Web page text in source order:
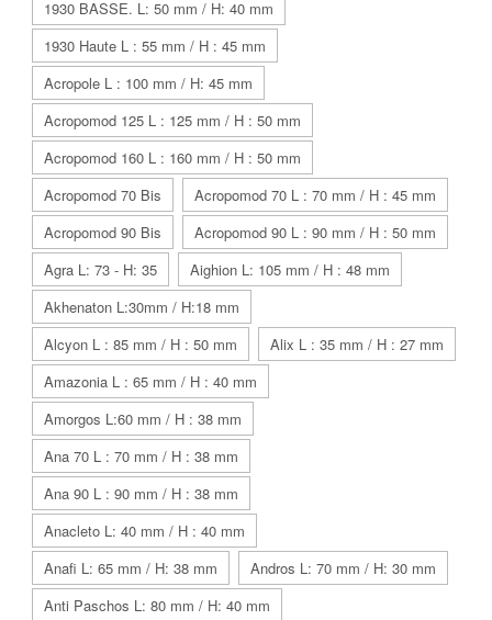
1930 BASSE. L: 50 mm / H: 40 mm
1930 Haute L : 55 mm / H : 45 mm
Acropole L : 100 mm / H: 45 mm
Acropomod 125 L : 125 mm / H : 50 mm
Acropomod 160 L : 160 mm / H : 50 mm
Acropomod 70 Bis
Acropomod 70 L : 70 mm / H : 45 mm
Acropomod 90 Bis
Acropomod 90 L : 90 mm / H : 50 mm
Agra L: 73 - H: 35
Aighion L: 105 mm / H : 48 mm
Akhenaton L:30mm / H:18 mm
Alcyon L : 85 mm / H : 50 mm
Alix L : 35 mm / H : 27 mm
Amazonia L : 65 mm / H : 40 mm
Amorgos L:60 mm / H : 38 mm
Ana 70 L : 70 mm / H : 38 mm
Ana 90 L : 90 mm / H : 38 mm
Anacleto L: 40 mm / H : 40 mm
Anafi L: 65 mm / H: 38 mm
Andros L: 70 mm / H: 30 mm
Anti Paschos L: 80 mm / H: 40 mm